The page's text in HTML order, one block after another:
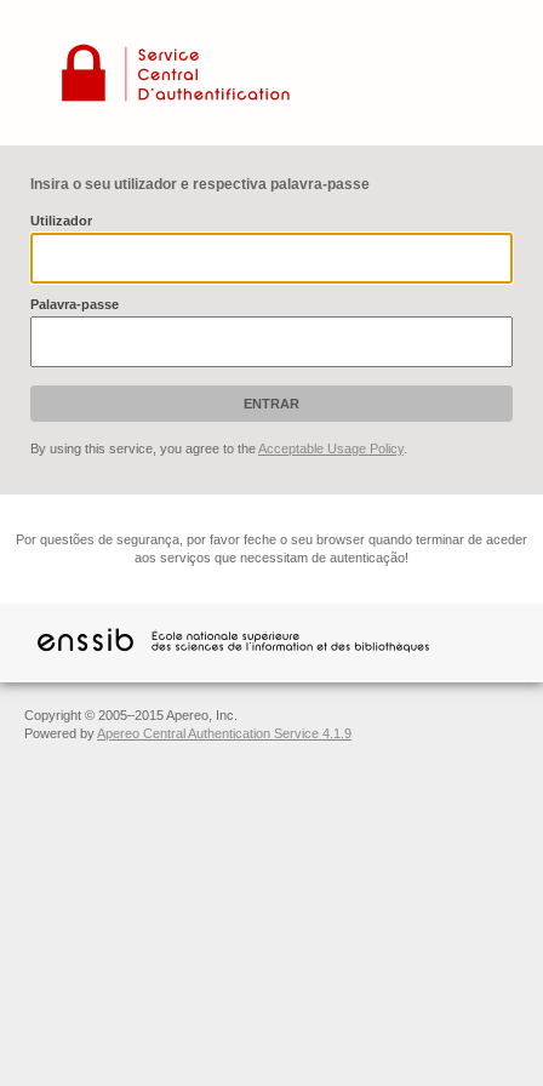
Insira o seu utilizador e respectiva palavra-passe
Utilizador
Palavra-passe
By using this service, you agree to theAcceptable Usage Policy.
Por questões de segurança, por favor feche o seu browser quando terminar de aceder
aos serviços que necessitam de autenticação!
Copyright © 2005–2015 Apereo, Inc.
Powered byApereo Central Authentication Service 4.1.9